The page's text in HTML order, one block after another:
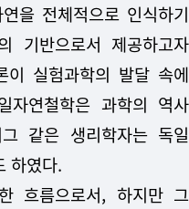
을 전체적으로 인식하기
기반으로서 제공하고자
실험과학의 발달 속에
자연철학은 과학의 역사
같은 생리학자는 독일
하였다.
흐름으로서, 하지만 그